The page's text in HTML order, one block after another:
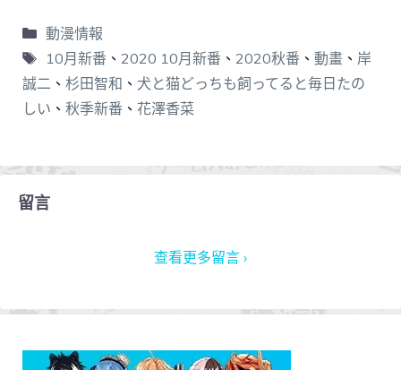
動漫情報
10月新番 、 2020 10月新番 、 2020秋番 、 動畫、 岸
誠二 、 杉田智和 、 犬と猫どっちも飼ってると毎日たの
しい 、 秋季新番 、 花澤香菜
留言
查看更多留言 ›